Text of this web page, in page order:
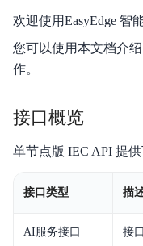
发
平
台
平台简介
新手指南
欢迎使用EasyEdge 智
您可以使用本文档介
作。
接口概览
单节点版 IEC API 提
接口类型 描
AI服务接口 接